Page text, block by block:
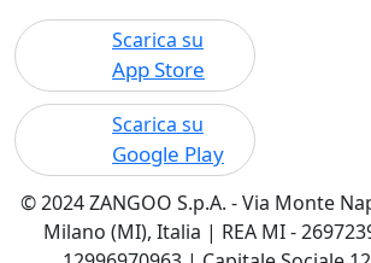
Scarica su
App Store
Scarica su
Google Play
© 2024 ZANGOO S.p.A. - Via Monte
Milano (MI), Italia | REA MI -